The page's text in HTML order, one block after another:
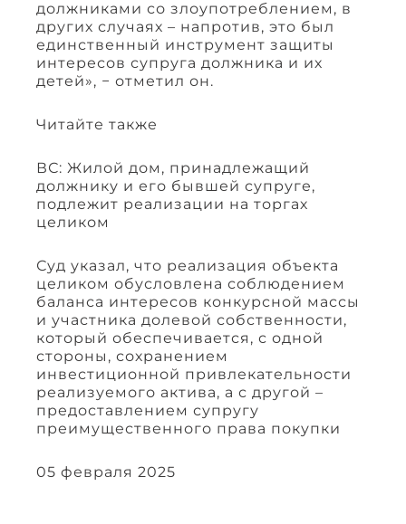
должниками со злоупотреблением, в
других случаях – напротив, это был
единственный инструмент защиты
интересов супруга должника и их
детей», − отметил он.
Читайте также
ВС: Жилой дом, принадлежащий
должнику и его бывшей супруге,
подлежит реализации на торгах
целиком
Суд указал, что реализация объекта
целиком обусловлена соблюдением
баланса интересов конкурсной массы
и участника долевой собственности,
который обеспечивается, с одной
стороны, сохранением
инвестиционной привлекательности
реализуемого актива, а с другой –
предоставлением супругу
преимущественного права покупки
05 февраля 2025